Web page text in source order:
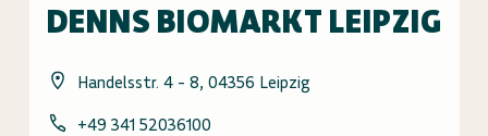
DENNS BIOMARKT LEIPZIG
Handelsstr. 4 - 8, 04356 Leipzig
+49 341 52036100